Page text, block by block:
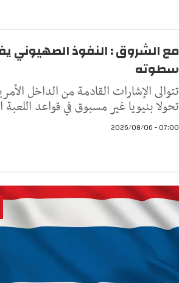
مع الشروق : النفوذ الصهيوني
سطوته
تتوالى الإشارات القادمة من الداخل
تحولا بنيويا غير مسبوق في قواعد اللعبة
07:00 - 2026/08/06